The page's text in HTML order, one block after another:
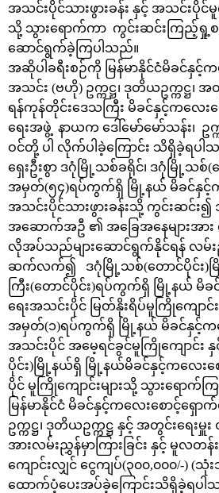
အသင်းပိုင်သားဖွားခန်း နှင့် အသင်းပိုင်မူ
သို့ သွားရောက်ကာ ကွင်းဆင်းကြည့်ရှု့စစ်ဆ
ဆောင်ရွက်ခဲ့ကြပါသည်။
အဆိုပါခရီးစဉ်ကို မြန်မာနိုင်ငံမိခင်နှင့်
အသင်း (ဗဟို) ဥက္ကဋ္ဌ၊ ဒုတိယဥက္ကဋ္ဌ၊
ရန်ကုန်တိုင်းဒေသကြီး မိခင်နှင့်ကလေးစ
ရေးအဖွဲ့ နာယက ဒေါ်မော်မော်သန်း၊ ဥ
ဝင်တို့ ပါ လိုက်ပါခဲ့ကြောင်း သိရှိခဲ့ရပါ
ရှေးဦးစွာ ဒဂုံမြို့သစ်ခရိုင်၊ ဒဂုံမြို့သစ်(
အမှတ်(၅၄)ရပ်ကွက်ရှိ မြို့နယ် မိခင်နှင့်က
အသင်းပိုင်သားဖွားခန်းသို့ ကွင်းဆင်း၍ သ
အဆောက်အဦ ၏ အခြေအနေများအာ
လိုအပ်သည်များဆောင်ရွက်နိုင်ရန် လမ်း
ဆက်လက်၍ ဒဂုံမြို့သစ်(တောင်ပိုင်း)မ
ကြီး(တောင်ပိုင်း)ရပ်ကွက်ရှိ မြို့နယ် မိခ
ရေးအသင်းပိုင် မြတ်နိုးရိပ်မူကြိုကျောင်း
အမှတ်(၁)ရပ်ကွက်ရှိ မြို့နယ် မိခင်နှင့်ကလ
အသင်းပိုင် အမေ့ရင်ခွင်မူကြိုကျောင်း
ပိုင်း)မြို့နယ်ရှိ မြို့နယ်မိခင်နှင့်ကလေးစ
ပိုင် မူကြိုကျောင်းများသို့ သွားရောက်
မြန်မာနိုင်ငံ မိခင်နှင့်ကလေးစောင့်ရှေ
ဥက္ကဋ္ဌ၊ ဒုတိယဥက္ကဋ္ဌ နှင့် အတွင်းရေ
အားလမ်းညွှန်မှာကြားခြင်း နှင့် မူလတန်
ကျောင်းလျှင် ငွေကျပ်(၃၀၀,၀၀၀/-) (
ထောက်ပံ့ပေးအပ်ခဲ့ကြောင်းသိရှိခဲ့ရပါ